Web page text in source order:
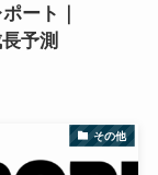
ート｜
予測
その他